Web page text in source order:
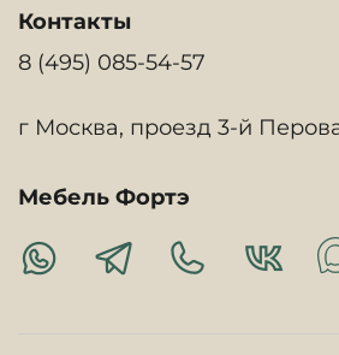
Контакты
8 (495) 085-54-57
г Москва, проезд 3-й
Мебель Фортэ